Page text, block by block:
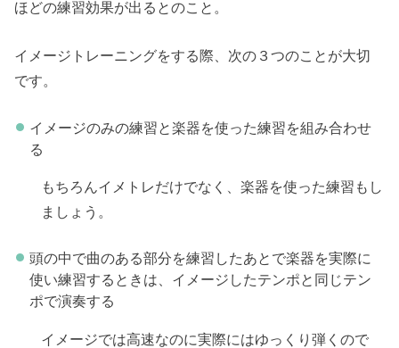
ほどの練習効果が出るとのこと。
イメージトレーニングをする際、次の３つのことが大切
です。
イメージのみの練習と楽器を使った練習を組み合わせ
る
もちろんイメトレだけでなく、楽器を使った練習もし
ましょう。
頭の中で曲のある部分を練習したあとで楽器を実際に
使い練習するときは、イメージしたテンポと同じテン
ポで演奏する
イメージでは高速なのに実際にはゆっくり弾くので